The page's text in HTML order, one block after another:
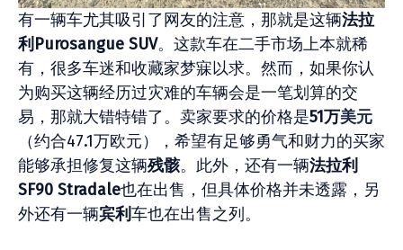
有一辆车尤其吸引了网友的注意，那就是这辆法拉
利Purosangue SUV。这款车在二手市场上本就稀
有，很多车迷和收藏家梦寐以求。然而，如果你认
为购买这辆经历过灾难的车辆会是一笔划算的交
易，那就大错特错了。卖家要求的价格是51万美元
（约合47.1万欧元），希望有足够勇气和财力的买家
能够承担修复这辆残骸。此外，还有一辆法拉利
SF90 Stradale也在出售，但具体价格并未透露，另
外还有一辆宾利车也在出售之列。